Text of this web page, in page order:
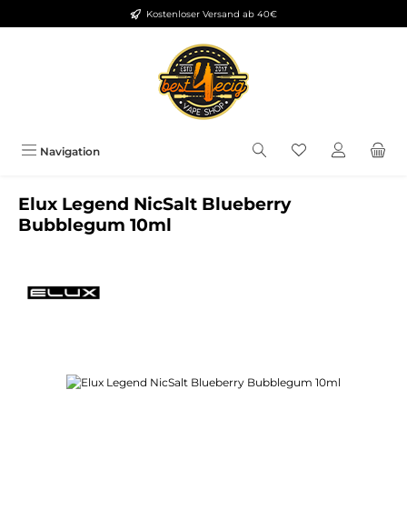
Zum Hauptinhalt springenKostenloser Versand ab 40€
Navigation Du hast 0
Elux Legend NicSalt Blueberry
Bubblegum 10ml
Bildergalerie überspringen